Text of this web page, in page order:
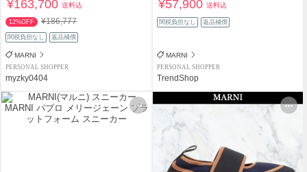
¥163,700送料込
12%OFF ¥186,777
関税負担なし 返品補償
MARNI
PERSONAL SHOPPER
myzky0404
¥57,900送料込
関税負担なし 返品補償
MARNI
PERSONAL SHOPPER
TrendShop